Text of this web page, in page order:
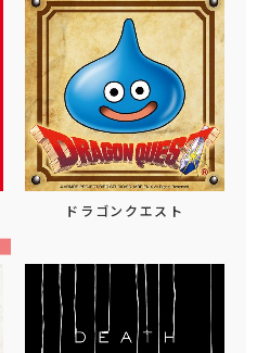
ドラゴンクエスト